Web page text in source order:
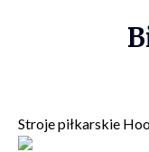
Stroje piłkarskie